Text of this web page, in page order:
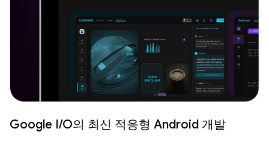
Google I/O의 최신 적응형 Android 개발